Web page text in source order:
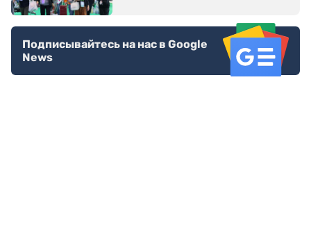
Подписывайтесь на нас в Google
News